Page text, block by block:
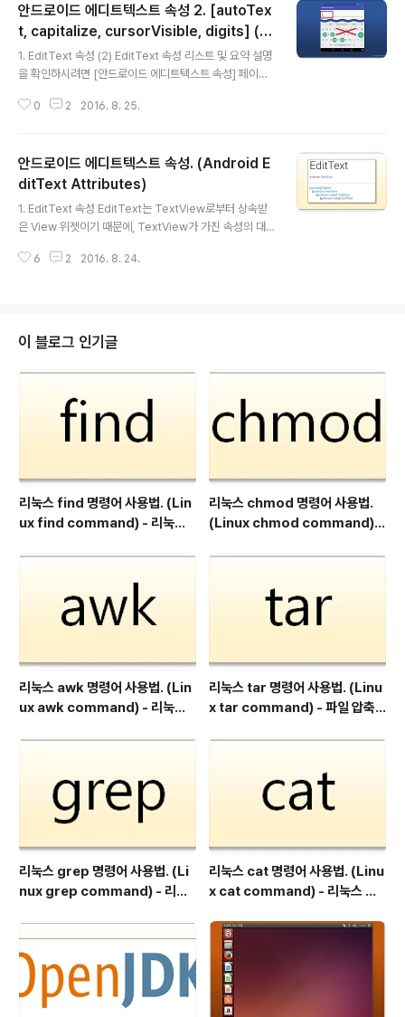
orVisible digits drawableBottom drawableEnd d
rawableLeft drawablePadding drawableRight dr
awableStart drawableTint drawableTintMode dr
awableTop editable editorExtras elegantText..
안드로이드 에디트텍스트 속성 2. [autoTex
t, capitalize, cursorVisible, digits] (A
ndroid EditText Attributes 2)
1. EditText 속성 (2) EditText 속성 리스트 및 요약 설명
을 확인하시려면 [안드로이드 에디트텍스트 속성] 페이지
명 및 예제를 확인하시려면, 아래 표에서 속성 이름을 클릭
orVisible digits drawableBottom drawableEnd d
rawableLeft drawablePadding drawableRight dr
awableStart drawableTint drawableTintMode dr
awableTop editable editorExtras elegantText..
0 2 2016. 8. 25.
안드로이드 에디트텍스트 속성. (Android E
ditText Attributes)
1. EditText 속성 EditText는 TextView로부터 상속받
은 View 위젯이기 때문에, TextView가 가진 속성의 대
하는 폰트, 스타일, 색상, 최대 길이 등의 여러 가지 속성들
는 속성들에 대해서만 살펴보겠습니다. 그 외 TextView
의 속성들에 대해서는, 속성 이름에 걸어놓은 링크를 통해
자세한 설명을 참고할 수 있습니다. 2. EditText 속성의
에서 제공되는 속성)의 종류 및..
6 2 2016. 8. 24.
이 블로그 인기글
리눅스 find 명령어 사용법. (Lin
ux find command) - 리눅스
리눅스 chmod 명령어 사용법.
(Linux chmod command) -
리눅스 awk 명령어 사용법. (Lin
ux awk command) - 리눅스
리눅스 tar 명령어 사용법. (Linu
x tar command) - 파일 압축
리눅스 grep 명령어 사용법. (Li
nux grep command) - 리눅
리눅스 cat 명령어 사용법. (Linu
x cat command) - 리눅스 파